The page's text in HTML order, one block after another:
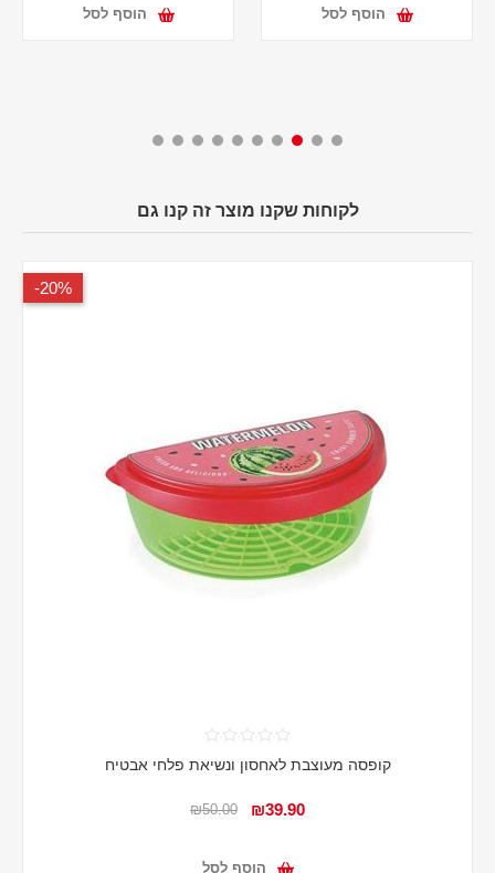
הוסף לסל הוסף לסל
לקוחות שקנו מוצר זה קנו גם
20%-
קופסה מעוצבת לאחסון ונשיאת פלחי אבטיח
₪39.90
₪50.00
הוסף לסל